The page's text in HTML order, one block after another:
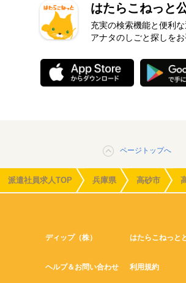
はたらこねっと
充実の検索機能と便利
アナタのしごと探しをお
ページトップへ
派遣社員求人TOP 兵庫県 高砂市
ディップ（株） はたらこねっと
ヘルプ＆お問い合わせ 利用規約